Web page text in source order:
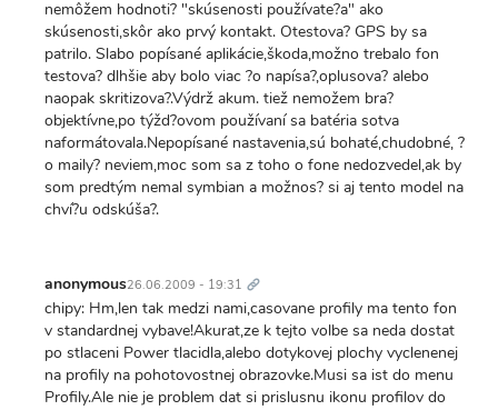
nemôžem hodnoti? "skúsenosti používate?a" ako
skúsenosti,skôr ako prvý kontakt. Otestova? GPS by sa
patrilo. Slabo popísané aplikácie,škoda,možno trebalo fon
testova? dlhšie aby bolo viac ?o napísa?,oplusova? alebo
naopak skritizova?.Výdrž akum. tiež nemožem bra?
objektívne,po týžd?ovom používaní sa batéria sotva
naformátovala.Nepopísané nastavenia,sú bohaté,chudobné, ?
o maily? neviem,moc som sa z toho o fone nedozvedel,ak by
som predtým nemal symbian a možnos? si aj tento model na
chví?u odskúša?.
anonymous26.06.2009 - 19:31 odkaz
chipy: Hm,len tak medzi nami,casovane profily ma tento fon
v standardnej vybave!Akurat,ze k tejto volbe sa neda dostat
po stlaceni Power tlacidla,alebo dotykovej plochy vyclenenej
na profily na pohotovostnej obrazovke.Musi sa ist do menu
Profily.Ale nie je problem dat si prislusnu ikonu profilov do